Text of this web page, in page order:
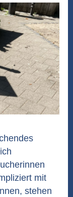
mit
stehen